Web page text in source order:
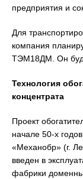
предприятия и
Для
компания
ТЭМ18ДМ. Он
Технология
концентрата
Проект
начале 50-х
«Механобр» (г.
введен в
фабрики